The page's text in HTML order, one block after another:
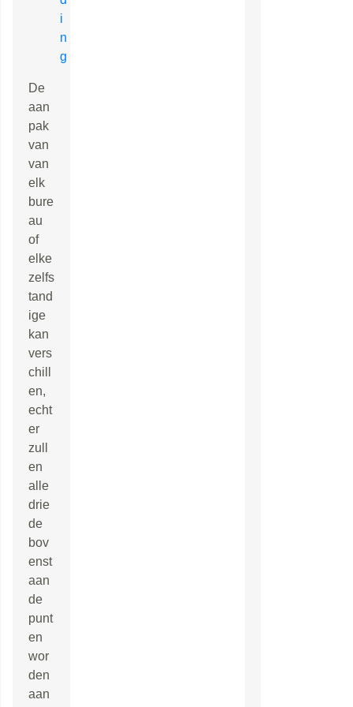
i
n
g
De
aan
pak
van
van
elk
bure
au
of
elke
zelfs
tand
ige
kan
vers
chill
en,
echt
er
zull
en
alle
drie
de
bov
enst
aan
de
punt
en
wor
den
aan